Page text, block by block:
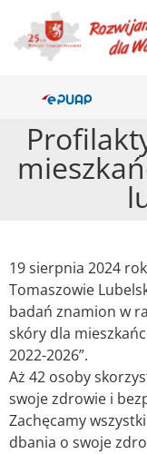
19 sierpnia 2024
Tomaszowie
badań znamion w
skóry dla
2022-2026”.
Aż 42 osoby
swoje zdrowie i
Zachęcamy
dbania o swoje